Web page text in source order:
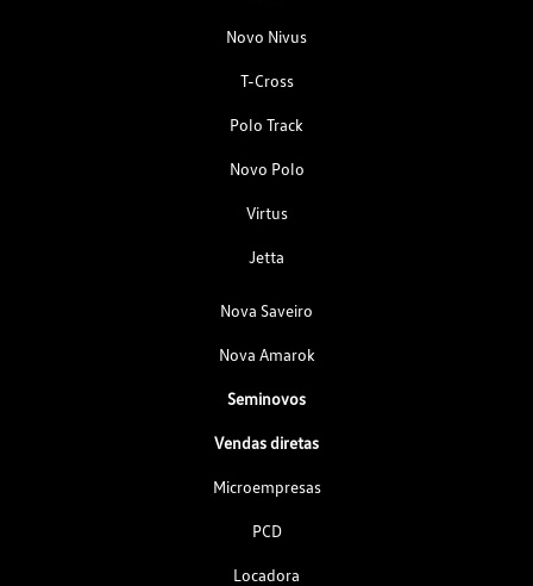
Novo Nivus
T-Cross
Polo Track
Novo Polo
Virtus
Jetta
Nova Saveiro
Nova Amarok
Seminovos
Vendas diretas
Microempresas
PCD
Locadora